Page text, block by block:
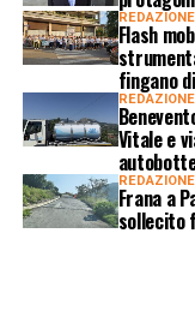
REDAZIONE
Flash
fingano
REDAZIONE
Vitale e
REDAZIONE
Frana a
sollecito